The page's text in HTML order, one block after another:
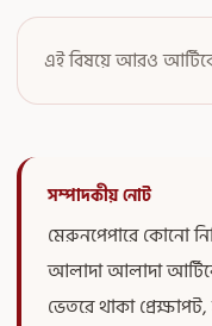
এই বিষয়ে আরও
সম্পাদকীয় নোট
মেরুনপেপারে কোনো
আলাদা আলাদা
ভেতরে থাকা